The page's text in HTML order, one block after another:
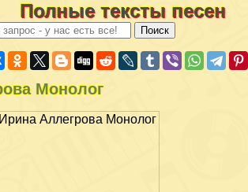
Полные тексты песен
Монолог